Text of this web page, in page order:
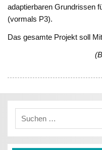
adaptierbaren Grundrissen
(vormals P3).
Das gesamte Projekt soll